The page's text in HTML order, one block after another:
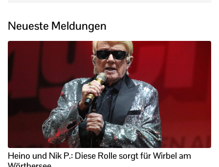
Neueste Meldungen
Heino und Nik P.: Diese Rolle sorgt für Wirbel am